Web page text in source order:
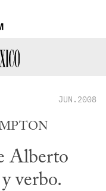
JUN.2008
Alberto
verbo.